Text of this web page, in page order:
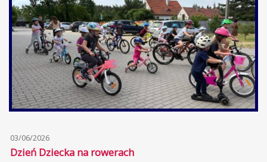
03/06/2026
Dzień Dziecka na rowerach